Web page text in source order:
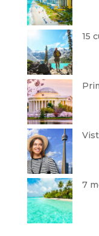
15
7